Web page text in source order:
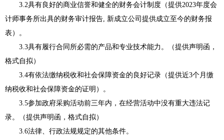
3.2具有良好的商业信誉和健全的财务会计制度（提供2023年度会
计师事务所出具的财务审计报告, 新成立公司提供成立至今的财务报
表）。
3.3具有履行合同所必需的产品和专业技术能力。（提供声明函，
格式自拟）
3.4有依法缴纳税收和社会保障资金的良好记录（提供近3个月缴
纳税收和社会保障资金的证明）。
3.5参加政府采购活动前三年内，在经营活动中没有重大违法记
录。（提供声明函，格式自拟）
3.6法律、行政法规规定的其他条件。